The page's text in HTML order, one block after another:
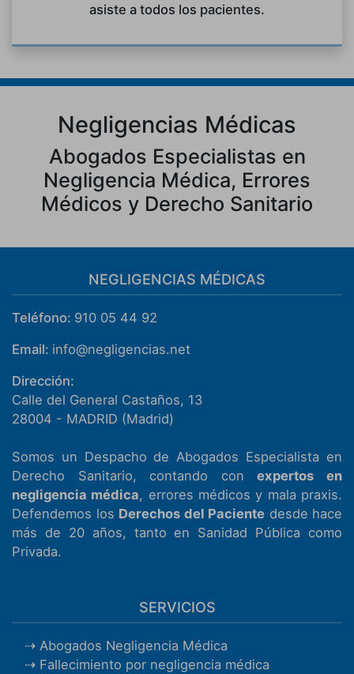
asiste a todos los pacientes.
Negligencias Médicas
Abogados Especialistas en
Negligencia Médica, Errores
Médicos y Derecho Sanitario
NEGLIGENCIAS MÉDICAS
Teléfono: 910 05 44 92
Email: info@negligencias.net
Dirección:
Calle del General Castaños, 13
28004 - MADRID (Madrid)
Somos un Despacho de Abogados Especialista en
Derecho Sanitario, contando conexpertos en
negligencia médica, errores médicos y mala praxis.
Defendemos los Derechos del Paciente desde hace
más de 20 años, tanto en Sanidad Pública como
Privada.
SERVICIOS
Abogados Negligencia Médica
Fallecimiento por negligencia médica